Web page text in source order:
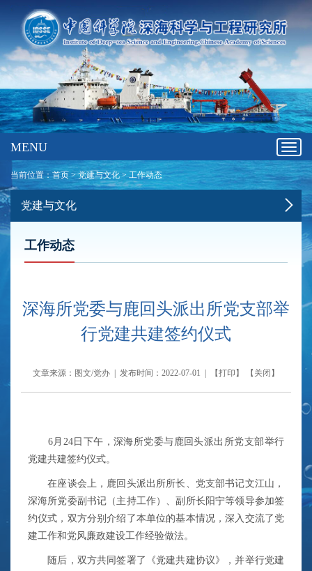
MENU
当前位置：首页 >党建与文化>工作动态
党建与文化
工作动态
深海所党委与鹿回头派出所党支部举
行党建共建签约仪式
文章来源：图文/党办 | 发布时间：2022-07-01 | 【打印 】 【 关闭 】
6月24日下午，深海所党委与鹿回头派出所党支部举行
党建共建签约仪式。
在座谈会上， 鹿回头派出所所长、党支部书记文江山，
深海所党委副书记（主持工作）、副所长阳宁等领导参加签
约仪式，双方分别介绍了本单位的基本情况，深入交流了党
建工作和党风廉政建设工作经验做法。
随后，双方共同签署了《党建共建协议》，并举行党建